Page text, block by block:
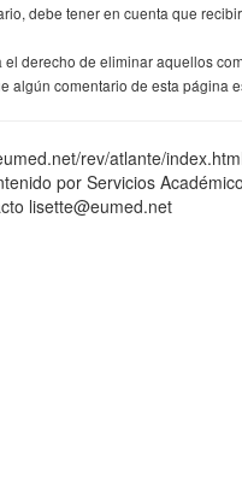
debe tener en cuenta que
el derecho de eliminar aquellos
algún comentario de esta página
rev/atlante/
por Servicios
lisette@eumed.net